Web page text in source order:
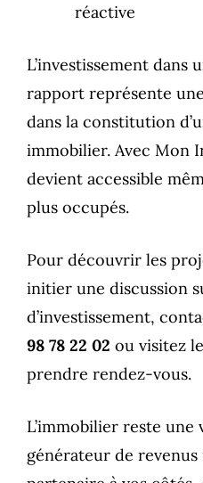
réactive
L’investissement dans
rapport représente
dans la constitution
immobilier. Avec Mon
devient accessible
plus occupés.
Pour découvrir les
initier une discussion
d’investissement,
98 78 22 02 ou visitez
prendre rendez-vous.
L’immobilier reste
générateur de